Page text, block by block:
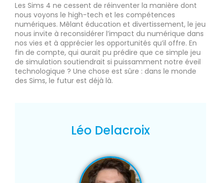
Les Sims 4 ne cessent de réinventer la manière dont
nous voyons le high-tech et les compétences
numériques. Mêlant éducation et divertissement, le jeu
nous invite à reconsidérer l’impact du numérique dans
nos vies et à apprécier les opportunités qu’il offre. En
fin de compte, qui aurait pu prédire que ce simple jeu
de simulation soutiendrait si puissamment notre éveil
technologique ? Une chose est sûre : dans le monde
des Sims, le futur est déjà là.
Léo Delacroix